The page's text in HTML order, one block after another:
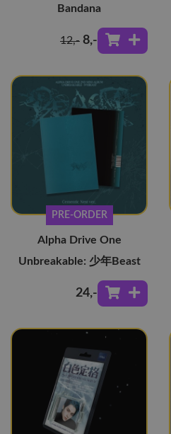
Bandana
12,- 8,-
PRE-ORDER
Alpha Drive One
Unbreakable: 少年Beast
24,-